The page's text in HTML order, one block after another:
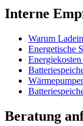
Interne
Warum
Energetische
Beratung